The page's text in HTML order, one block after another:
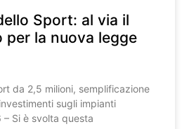
Sport: al via il
la nuova legge
da 2,5 milioni, semplificazione
sugli impianti
Si è svolta questa